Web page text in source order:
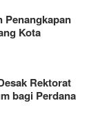
Penangkapan
Kota
Rektorat
bagi Perdana